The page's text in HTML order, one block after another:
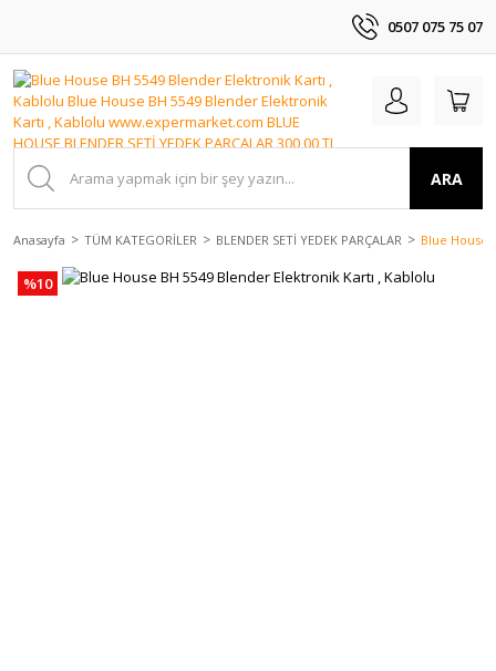
0507 075 75 07
ARA
Anasayfa TÜM KATEGORİLER BLENDER SETİ YEDEK PARÇALAR Blue House
%10